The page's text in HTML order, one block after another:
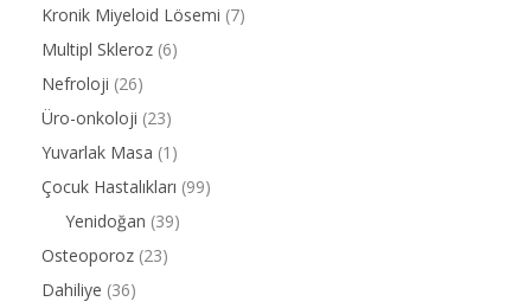
Kronik Miyeloid Lösemi (7)
Multipl Skleroz (6)
Nefroloji (26)
Üro-onkoloji (23)
Yuvarlak Masa (1)
Çocuk Hastalıkları (99)
Yenidoğan (39)
Osteoporoz (23)
Dahiliye (36)